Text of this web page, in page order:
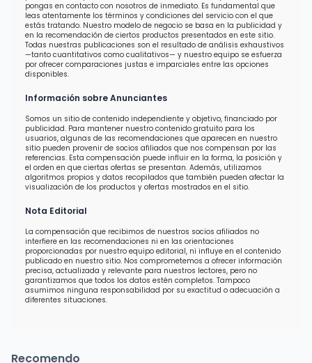
pongas en contacto con nosotros de inmediato. Es fundamental que
leas atentamente los términos y condiciones del servicio con el que
estás tratando. Nuestro modelo de negocio se basa en la publicidad y
en la recomendación de ciertos productos presentados en este sitio.
Todas nuestras publicaciones son el resultado de análisis exhaustivos
—tanto cuantitativos como cualitativos— y nuestro equipo se esfuerza
por ofrecer comparaciones justas e imparciales entre las opciones
disponibles.
Información sobre Anunciantes
Somos un sitio de contenido independiente y objetivo, financiado por
publicidad. Para mantener nuestro contenido gratuito para los
usuarios, algunas de las recomendaciones que aparecen en nuestro
sitio pueden provenir de socios afiliados que nos compensan por las
referencias. Esta compensación puede influir en la forma, la posición y
el orden en que ciertas ofertas se presentan. Además, utilizamos
algoritmos propios y datos recopilados que también pueden afectar la
visualización de los productos y ofertas mostrados en el sitio.
Nota Editorial
La compensación que recibimos de nuestros socios afiliados no
interfiere en las recomendaciones ni en las orientaciones
proporcionadas por nuestro equipo editorial, ni influye en el contenido
publicado en nuestro sitio. Nos comprometemos a ofrecer información
precisa, actualizada y relevante para nuestros lectores, pero no
garantizamos que todos los datos estén completos. Tampoco
asumimos ninguna responsabilidad por su exactitud o adecuación a
diferentes situaciones.
Recomendo